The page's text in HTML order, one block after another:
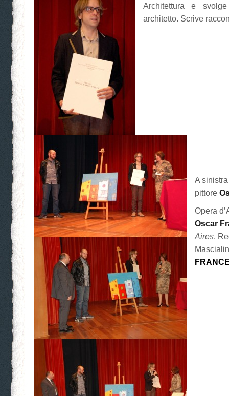
Architettura e
architetto. Scrive
A
pittore
Opera
Oscar
Aires.